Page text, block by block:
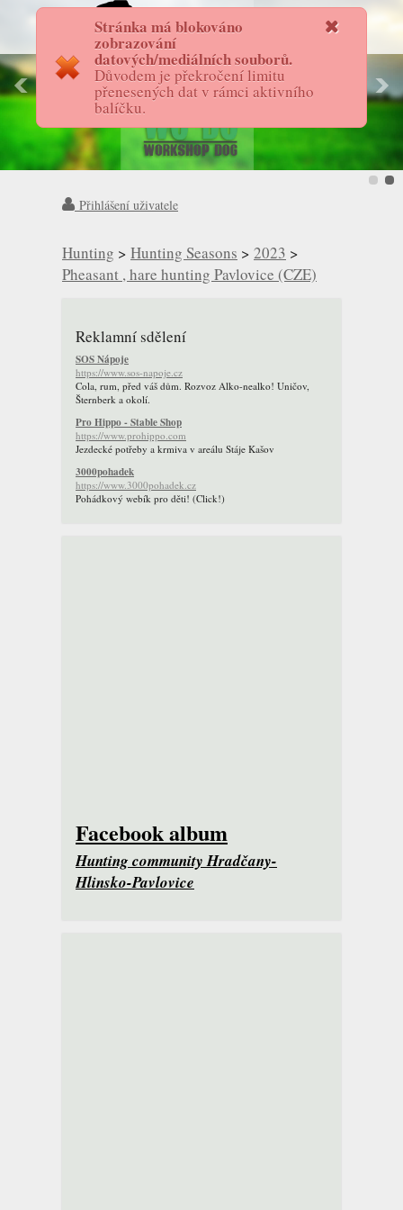
Stránka má blokováno
zobrazování
datových/mediálních souborů.
Důvodem je překročení limitu
přenesených dat v rámci aktivního
balíčku.
FotostoryAS
Přihlášení uživatele
Hunting > Hunting Seasons > 2023 >
Pheasant , hare hunting Pavlovice (CZE)
Reklamní sdělení
SOS Nápoje
https://www.sos-napoje.cz
Cola, rum, před váš dům. Rozvoz Alko-nealko! Uničov,
Šternberk a okolí.
Pro Hippo - Stable Shop
https://www.prohippo.com
Jezdecké potřeby a krmiva v areálu Stáje Kašov
3000pohadek
https://www.3000pohadek.cz
Pohádkový webík pro děti! (Click!)
Facebook album
Hunting community Hradčany-
Hlinsko-Pavlovice